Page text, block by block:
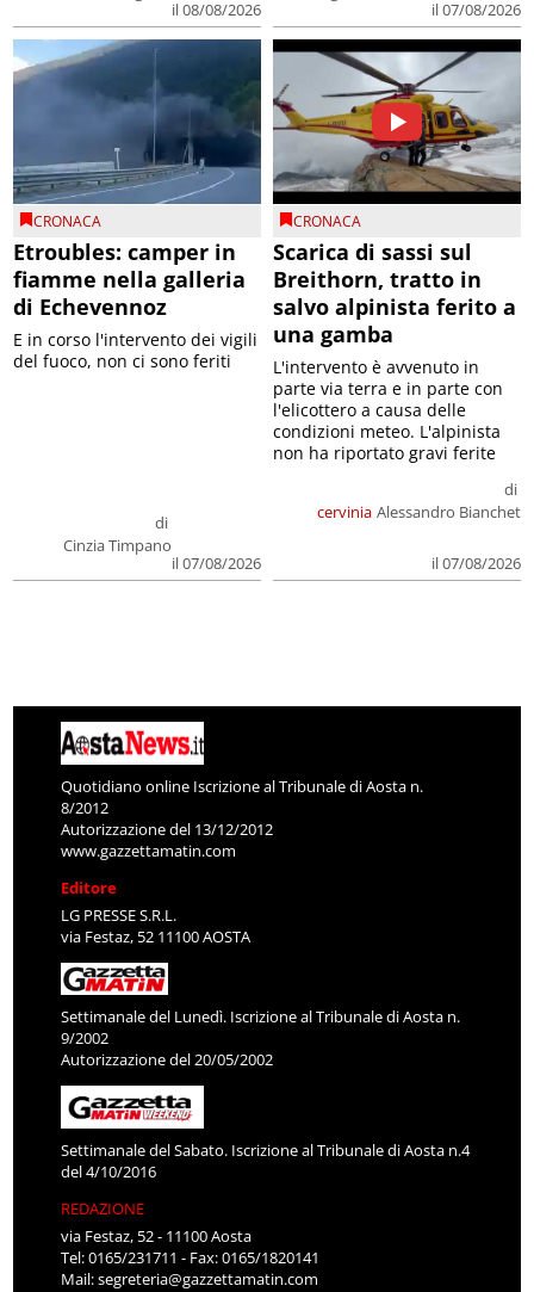
il 08/08/2026
il 07/08/2026
CRONACA
Etroubles: camper in
fiamme nella galleria
di Echevennoz
di
Cinzia Timpano
il 07/08/2026
E in corso l'intervento dei vigili
del fuoco, non ci sono feriti
CRONACA
Scarica di sassi sul
Breithorn, tratto in
salvo alpinista ferito a
una gamba
cervinia
di
Alessandro Bianchet
il 07/08/2026
L'intervento è avvenuto in
parte via terra e in parte con
l'elicottero a causa delle
condizioni meteo. L'alpinista
non ha riportato gravi ferite
Quotidiano online Iscrizione al Tribunale di Aosta n.
8/2012
Autorizzazione del 13/12/2012
www.gazzettamatin.com
Editore
LG PRESSE S.R.L.
via Festaz, 52 11100 AOSTA
Settimanale del Lunedì. Iscrizione al Tribunale di Aosta n.
9/2002
Autorizzazione del 20/05/2002
Settimanale del Sabato. Iscrizione al Tribunale di Aosta n.4
del 4/10/2016
REDAZIONE
via Festaz, 52 - 11100 Aosta
Tel: 0165/231711 - Fax: 0165/1820141
Mail:segreteria@gazzettamatin.com